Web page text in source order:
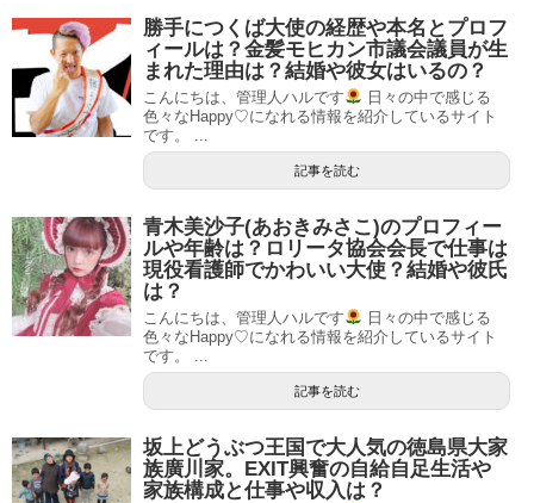
勝手につくば大使の経歴や本名とプロフ
ィールは？金髪モヒカン市議会議員が生
まれた理由は？結婚や彼女はいるの？
こんにちは、管理人ハルです
日々の中で感じる
色々なHappy♡になれる情報を紹介しているサイト
です。 ...
記事を読む
青木美沙子(あおきみさこ)のプロフィー
ルや年齢は？ロリータ協会会長で仕事は
現役看護師でかわいい大使？結婚や彼氏
は？
こんにちは、管理人ハルです
日々の中で感じる
色々なHappy♡になれる情報を紹介しているサイト
です。 ...
記事を読む
坂上どうぶつ王国で大人気の徳島県大家
族廣川家。EXIT興奮の自給自足生活や
家族構成と仕事や収入は？